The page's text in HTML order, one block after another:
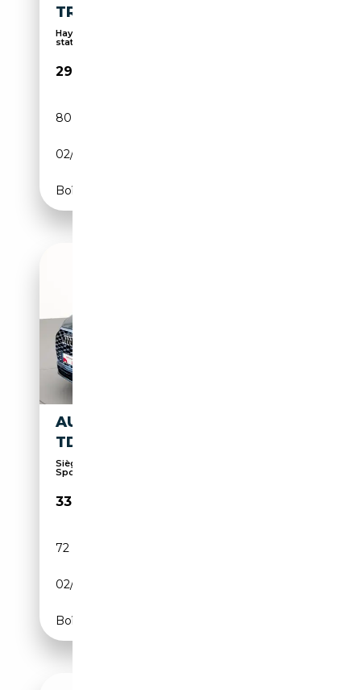
TRONIC
Hayon arrière électrique, Caméra d'aide au
station...
29 900€
80 000 km
02/2023
Boîte automatique
AUDI Q3 SPORTBACK 35 2.0
TDI S LINE EDITION S-TRONIC
Sièges sport, Hayon arrière électrique, Pack
Sport...
33 750€
72 724 km
02/2023
Boîte automatique